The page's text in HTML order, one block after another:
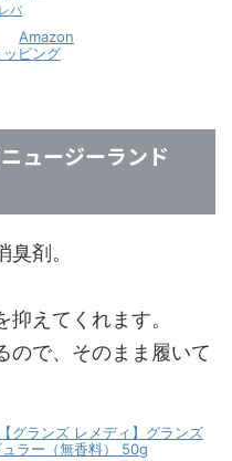
バ
Amazon
ピング
ュージーランド
剤。
えてくれます。
ので、そのまま履いて
グランズ レメディ】グランズ
ラー（無香料） 50g